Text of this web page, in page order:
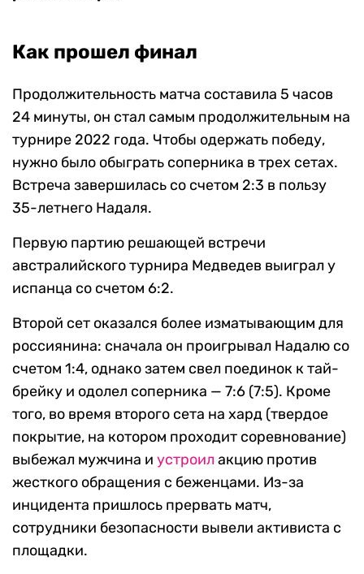
Как прошел финал
Продолжительность матча составила 5 часов
24 минуты, он стал самым продолжительным на
турнире 2022 года. Чтобы одержать победу,
нужно было обыграть соперника в трех сетах.
Встреча завершилась со счетом 2:3 в пользу
35-летнего Надаля.
Первую партию решающей встречи
австралийского турнира Медведев выиграл у
испанца со счетом 6:2.
Второй сет оказался более изматывающим для
россиянина: сначала он проигрывал Надалю со
счетом 1:4, однако затем свел поединок к тай-
брейку и одолел соперника — 7:6 (7:5). Кроме
того, во время второго сета на хард (твердое
покрытие, на котором проходит соревнование)
выбежал мужчина и устроил акцию против
жесткого обращения с беженцами. Из-за
инцидента пришлось прервать матч,
сотрудники безопасности вывели активиста с
площадки.